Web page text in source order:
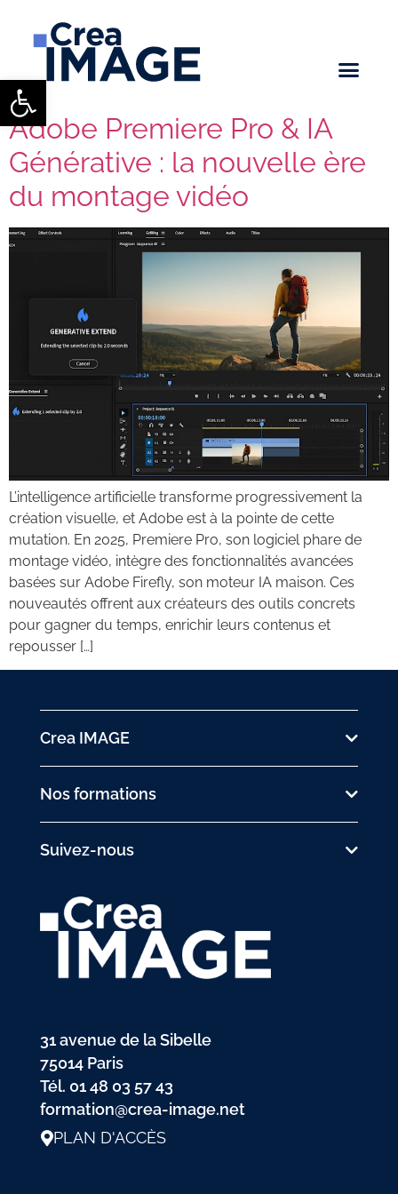
Ouvrir la barre d’outils
Adobe Premiere Pro & IA
Générative : la nouvelle ère
du montage vidéo
L’intelligence artificielle transforme progressivement la
création visuelle, et Adobe est à la pointe de cette
mutation. En 2025, Premiere Pro, son logiciel phare de
montage vidéo, intègre des fonctionnalités avancées
basées sur Adobe Firefly, son moteur IA maison. Ces
nouveautés offrent aux créateurs des outils concrets
pour gagner du temps, enrichir leurs contenus et
repousser […]
Crea IMAGE
Nos formations
Suivez-nous
31 avenue de la Sibelle
75014 Paris
Tél. 01 48 03 57 43
formation@crea-image.net
PLAN D'ACCÈS